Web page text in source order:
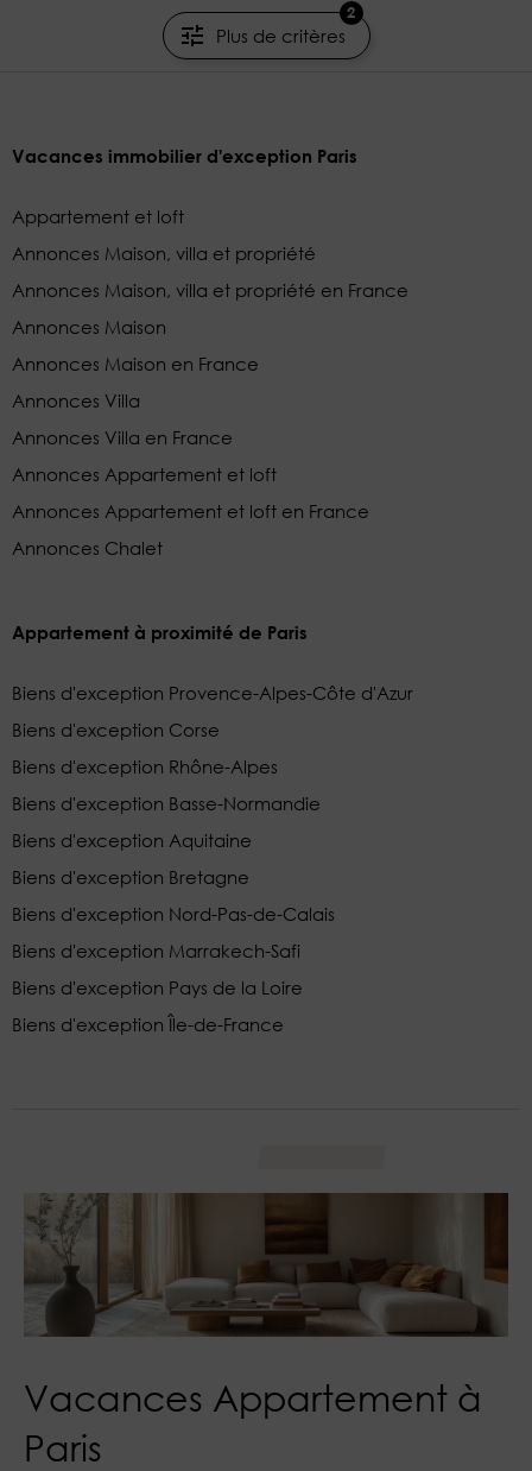
Plus de critères
2
Vacances immobilier d'exception Paris
Appartement et loft
Annonces Maison, villa et propriété
Annonces Maison, villa et propriété en France
Annonces Maison
Annonces Maison en France
Annonces Villa
Annonces Villa en France
Annonces Appartement et loft
Annonces Appartement et loft en France
Annonces Chalet
Appartement à proximité de Paris
Biens d'exception Provence-Alpes-Côte d'Azur
Biens d'exception Corse
Biens d'exception Rhône-Alpes
Biens d'exception Basse-Normandie
Biens d'exception Aquitaine
Biens d'exception Bretagne
Biens d'exception Nord-Pas-de-Calais
Biens d'exception Marrakech-Safi
Biens d'exception Pays de la Loire
Biens d'exception Île-de-France
Vacances Appartement à
Paris